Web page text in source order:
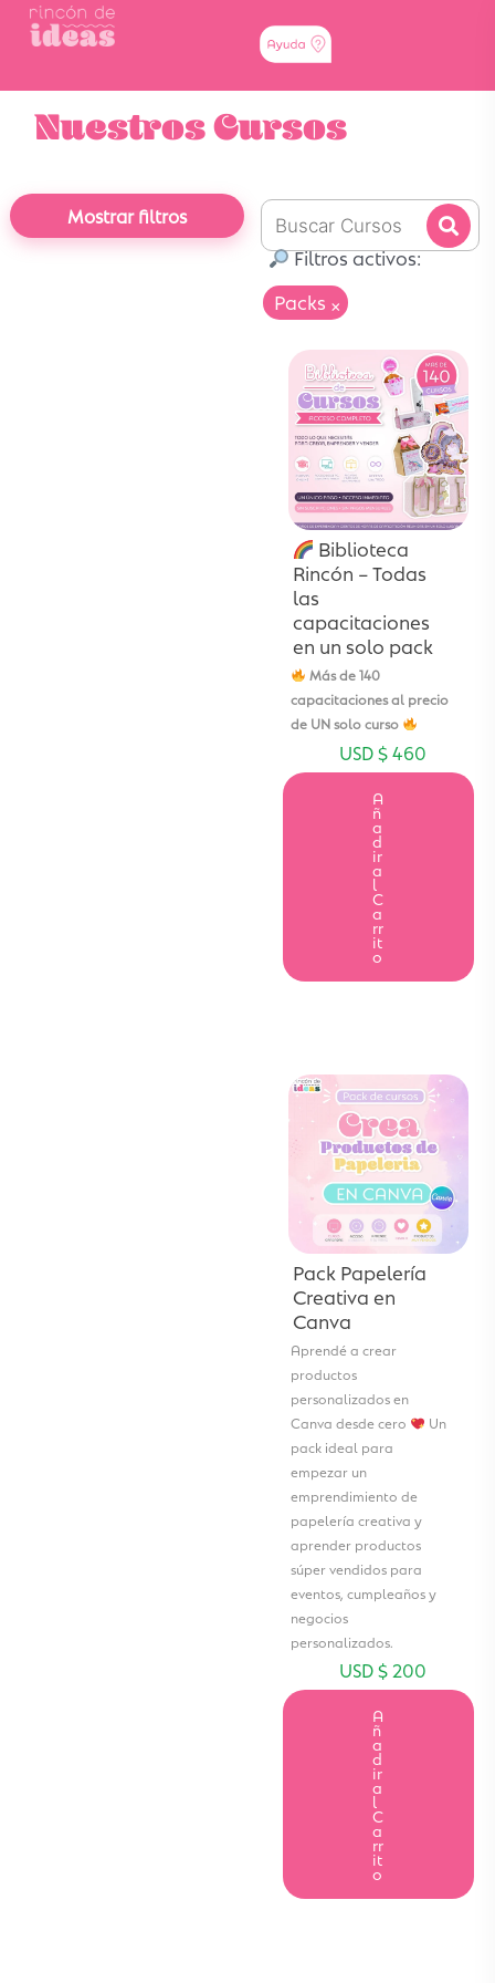
Nuestros Cursos
Mostrar filtros
Filtros activos:
Packs ×
Biblioteca
Rincón – Todas
las
capacitaciones
en un solo pack
Más de 140
capacitaciones al precio
de UN solo curso
USD $ 460
A
ñ
a
d
ir
a
l
C
a
rr
it
o
Pack Papelería
Creativa en
Canva
Aprendé a crear
productos
personalizados en
Canva desde cero
Un
pack ideal para
empezar un
emprendimiento de
papelería creativa y
aprender productos
súper vendidos para
eventos, cumpleaños y
negocios
personalizados.
USD $ 200
A
ñ
a
d
ir
a
l
C
a
rr
it
o